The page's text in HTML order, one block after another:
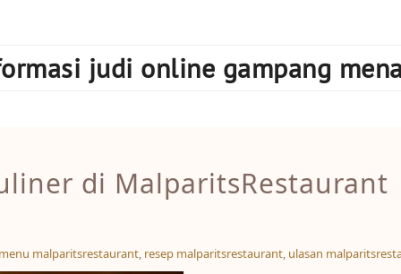
judi online gampang
di MalparitsRestaurant
menu malparitsrestaurant, resep malparitsrestaurant, ulasan